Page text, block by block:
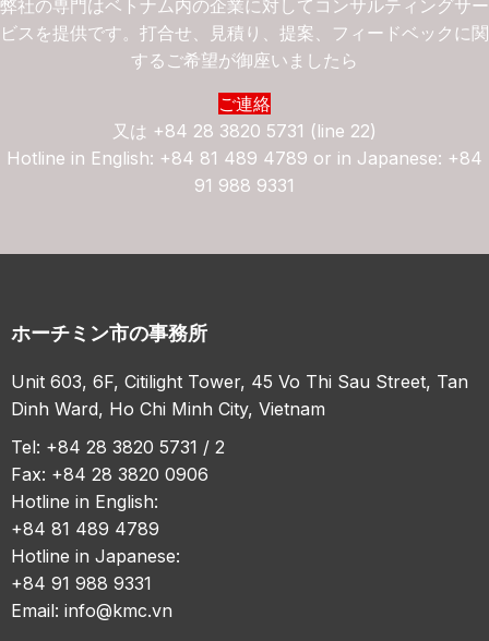
弊社の専門はベトナム内の企業に対してコンサルティングサー
ビスを提供です。打合せ、見積り、提案、フィードベックに関
するご希望が御座いましたら
ご連絡
又は +84 28 3820 5731 (line 22)
Hotline in English: +84 81 489 4789 or in Japanese: +84
91 988 9331
ホーチミン市の事務所
Unit 603, 6F, Citilight Tower, 45 Vo Thi Sau Street, Tan
Dinh Ward, Ho Chi Minh City, Vietnam
Tel: +84 28 3820 5731 / 2
Fax: +84 28 3820 0906
Hotline in English:
+84 81 489 4789
Hotline in Japanese:
+84 91 988 9331
Email:info@kmc.vn